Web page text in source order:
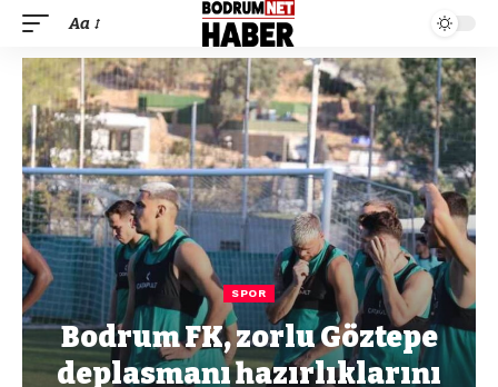
Aa
SPOR
Bodrum FK, zorlu Göztepe
deplasmanı hazırlıklarını